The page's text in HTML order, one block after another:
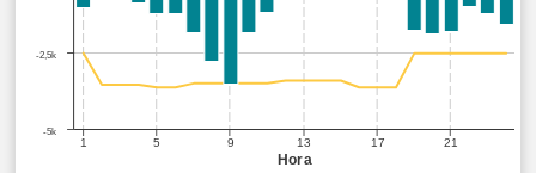
Hora
1 5 9 13 17 21
-5k
-2,5k